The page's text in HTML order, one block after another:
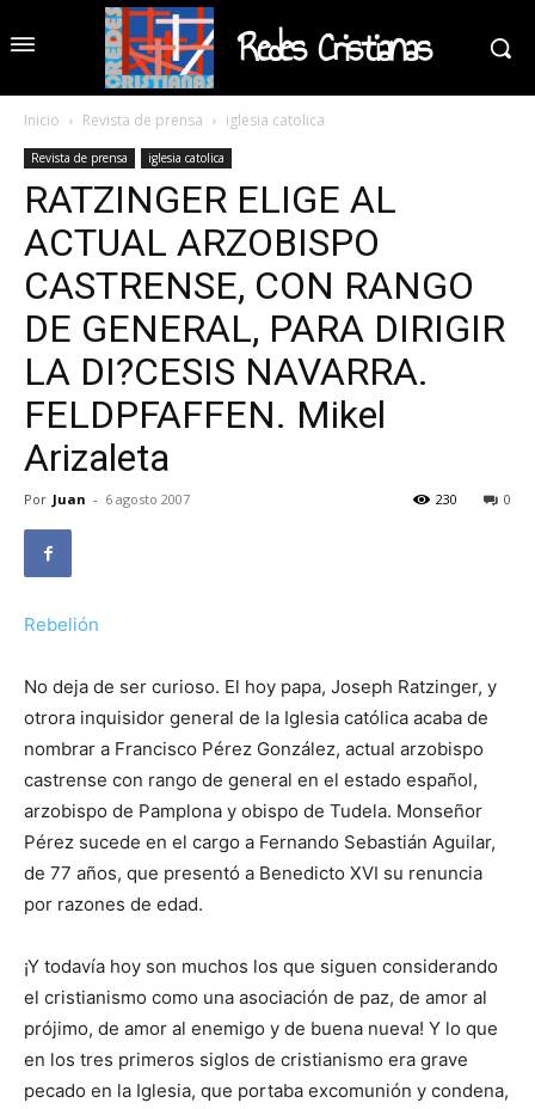
Redes Cristianas
Inicio Revista de prensa iglesia catolica
Revista de prensa iglesia catolica
RATZINGER ELIGE AL
ACTUAL ARZOBISPO
CASTRENSE, CON RANGO
DE GENERAL, PARA DIRIGIR
LA DI?CESIS NAVARRA.
FELDPFAFFEN. Mikel
Arizaleta
Por Juan - 6 agosto 2007 0
230
Rebelión
No deja de ser curioso. El hoy papa, Joseph Ratzinger, y
otrora inquisidor general de la Iglesia católica acaba de
nombrar a Francisco Pérez González, actual arzobispo
castrense con rango de general en el estado español,
arzobispo de Pamplona y obispo de Tudela. Monseñor
Pérez sucede en el cargo a Fernando Sebastián Aguilar,
de 77 años, que presentó a Benedicto XVI su renuncia
por razones de edad.
¡Y todavía hoy son muchos los que siguen considerando
el cristianismo como una asociación de paz, de amor al
prójimo, de amor al enemigo y de buena nueva! Y lo que
en los tres primeros siglos de cristianismo era grave
pecado en la Iglesia, que portaba excomunión y condena,